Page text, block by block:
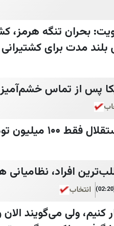
بحران تنگه هرمز،
مدت برای
پس از تماس
تومان است!
افراد،
انتخاب
کار کنیم، ولی می‌گویند